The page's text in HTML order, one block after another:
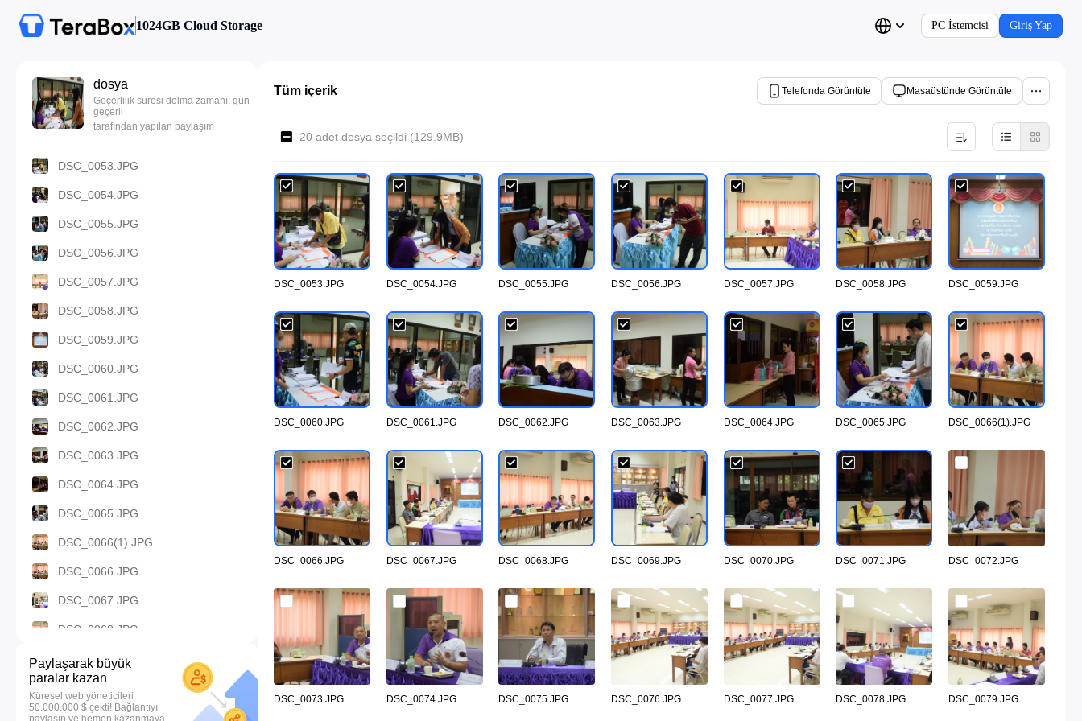
1024GB Cloud Storage PC İstemcisi Giriş Yap
dosya
Geçerlilik süresi dolma zamanı: gün
geçerli
tarafından yapılan paylaşım
DSC_0053.JPG
DSC_0054.JPG
DSC_0055.JPG
DSC_0056.JPG
DSC_0057.JPG
DSC_0058.JPG
DSC_0059.JPG
DSC_0060.JPG
DSC_0061.JPG
DSC_0062.JPG
DSC_0063.JPG
DSC_0064.JPG
DSC_0065.JPG
DSC_0066(1).JPG
DSC_0066.JPG
DSC_0067.JPG
DSC_0068.JPG
DSC_0069.JPG
DSC_0071.JPG
Paylaşarak büyük
paralar kazan
Küresel web yöneticileri
50.000.000 $ çekti! Bağlantıyı
paylaşın ve hemen kazanmaya
Tüm içerik Telefonda Görüntüle Masaüstünde Görüntüle
20 adet dosya seçildi (129.9MB)
DSC_0053.JPG DSC_0054.JPG DSC_0055.JPG DSC_0056.JPG DSC_0057.JPG DSC_0058.JPG DSC_0059.JPG
DSC_0060.JPG DSC_0061.JPG DSC_0062.JPG DSC_0063.JPG DSC_0064.JPG DSC_0065.JPG DSC_0066(1).JPG
DSC_0066.JPG DSC_0067.JPG DSC_0068.JPG DSC_0069.JPG DSC_0070.JPG DSC_0071.JPG DSC_0072.JPG
DSC_0073.JPG DSC_0074.JPG DSC_0075.JPG DSC_0076.JPG DSC_0077.JPG DSC_0078.JPG DSC_0079.JPG